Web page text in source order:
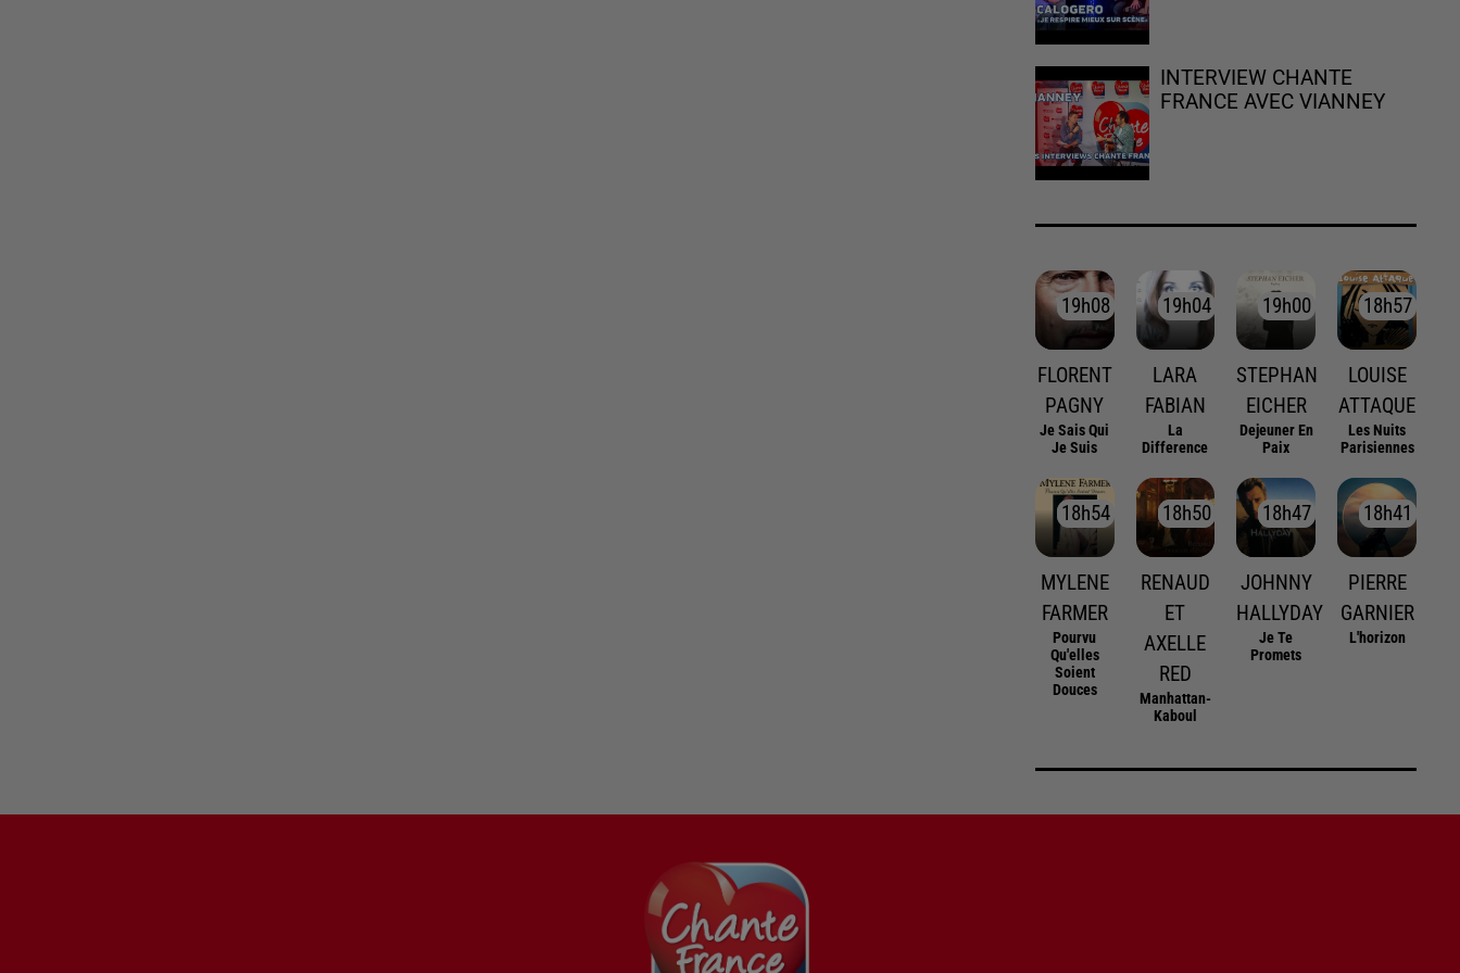
INTERVIEW CHANTE
FRANCE AVEC VIANNEY
19h08
19h08
FLORENT
PAGNY
Je Sais Qui
Je Suis
19h04
19h04
LARA
FABIAN
La
Difference
19h00
19h00
STEPHAN
EICHER
Dejeuner En
Paix
18h57
18h57
LOUISE
ATTAQUE
Les Nuits
Parisiennes
18h54
18h54
MYLENE
FARMER
Pourvu
Qu'elles
Soient
Douces
18h50
18h50
RENAUD
ET
AXELLE
RED
Manhattan-
Kaboul
18h47
18h47
JOHNNY
HALLYDAY
Je Te
Promets
18h41
18h41
PIERRE
GARNIER
L'horizon